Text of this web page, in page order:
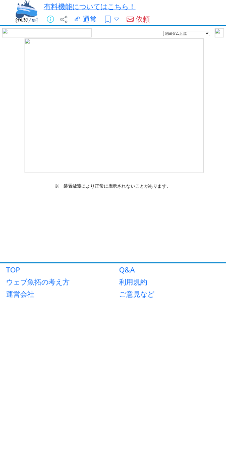
有料機能についてはこちら！
通常
依頼
TOP
Q&A
ウェブ魚拓の考え方
利用規約
運営会社
ご意見など